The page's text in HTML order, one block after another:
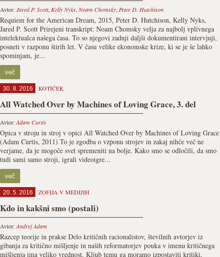
Avtor:Jared P. Scott, Kelly Nyks, Noam Chomsky, Peter D. Hutchison
Requiem for the American Dream, 2015, Peter D. Hutchison, Kelly Nyks,
Jared P. Scott Prirejeni transkript: Noam Chomsky velja za najbolj vplivnega
intelektualca našega časa. To so njegovi zadnji daljši dokumentirani intervjuji,
posneti v razponu štirih let. V času velike ekonomske krize, ki se je še lahko
spominjam, je...
več
30. 8. 2016 KOTIČEK
All Watched Over by Machines of Loving Grace, 3. del
Avtor:Adam Curtis
Opica v stroju in stroj v opici All Watched Over by Machines of Loving Grace
(Adam Curtis, 2011) To je zgodba o vzponu strojev in zakaj nihče več ne
verjame, da je mogoče svet spremeniti na bolje. Kako smo se odločili, da smo
tudi sami samo stroji, igrali videoigre...
več
20. 5. 2016 ZOFIJA V MEDIJIH
Kdo in kakšni smo (postali)
Avtor:Andrej Adam
Razcep teorije in prakse Delo kritičnih racionalistov, številnih avtorjev iz
gibanja za kritično mišljenje in naših reformatorjev pouka v imenu kritičnega
mišljenja ima veliko vrednost. Kljub temu ga moramo izpostaviti kritiki,